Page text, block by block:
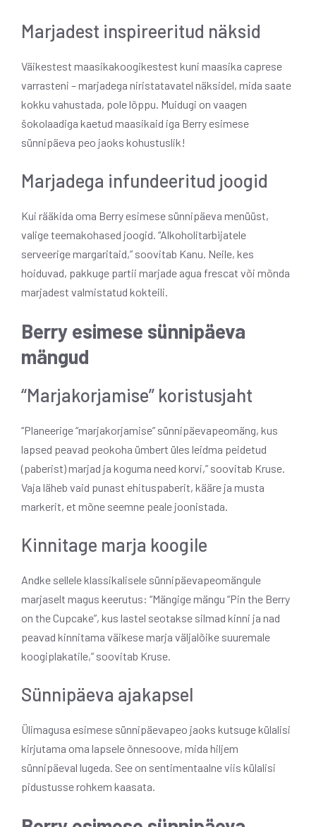
Marjadest inspireeritud näksid
Väikestest maasikakoogikestest kuni maasika caprese
varrasteni – marjadega niristatavatel näksidel, mida saate
kokku vahustada, pole lõppu. Muidugi on vaagen
šokolaadiga kaetud maasikaid iga Berry esimese
sünnipäeva peo jaoks kohustuslik!
Marjadega infundeeritud joogid
Kui rääkida oma Berry esimese sünnipäeva menüüst,
valige teemakohased joogid. “Alkoholitarbijatele
serveerige margaritaid,” soovitab Kanu. Neile, kes
hoiduvad, pakkuge partii marjade agua frescat või mõnda
marjadest valmistatud kokteili.
Berry esimese sünnipäeva
mängud
“Marjakorjamise” koristusjaht
“Planeerige “marjakorjamise” sünnipäevapeomäng, kus
lapsed peavad peokoha ümbert üles leidma peidetud
(paberist) marjad ja koguma need korvi,” soovitab Kruse.
Vaja läheb vaid punast ehituspaberit, kääre ja musta
markerit, et mõne seemne peale joonistada.
Kinnitage marja koogile
Andke sellele klassikalisele sünnipäevapeomängule
marjaselt magus keerutus: “Mängige mängu “Pin the Berry
on the Cupcake”, kus lastel seotakse silmad kinni ja nad
peavad kinnitama väikese marja väljalõike suuremale
koogiplakatile,” soovitab Kruse.
Sünnipäeva ajakapsel
Ülimagusa esimese sünnipäevapeo jaoks kutsuge külalisi
kirjutama oma lapsele õnnesoove, mida hiljem
sünnipäeval lugeda. See on sentimentaalne viis külalisi
pidustusse rohkem kaasata.